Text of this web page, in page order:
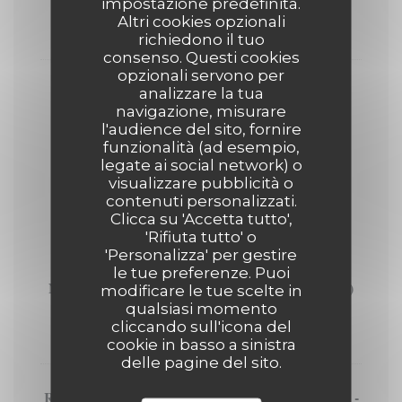
Altri cookies opzionali
richiedono il tuo
consenso. Questi cookies
opzionali servono per
analizzare la tua
navigazione, misurare
l'audience del sito, fornire
funzionalità (ad esempio,
legate ai social network) o
visualizzare pubblicità o
contenuti personalizzati.
Clicca su 'Accetta tutto',
'Rifiuta tutto' o
'Personalizza' per gestire
le tue preferenze. Puoi
modificare le tue scelte in
qualsiasi momento
cliccando sull'icona del
cookie in basso a sinistra
delle pagine del sito.
12,00 EUR
4 Cl
Nikka - The Barrel (51,4°)
11,00 EUR
4 Cl
LES RHUMS
4 cl
Norman ‘Sailor Jerry’ Collins, épicé - BRUN (40°)
9,00 EUR
4 Cl
Ron Zacapa, « Solera Gran Reserva », Guatemala -